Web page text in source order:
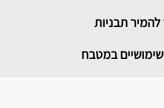
להמיר תבניות
במטבח